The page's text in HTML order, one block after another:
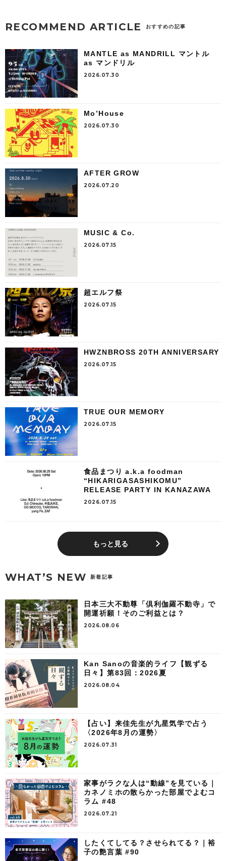
RECOMMEND ARTICLE おすすめの記事
MANTLE as MANDRILL マントル
as マンドリル
2026.07.30
Mo’House
2026.07.30
AFTER GROW
2026.07.20
MUSIC & Co.
2026.07.15
超エルフ祭
2026.07.15
HWZNBROSS 20TH ANNIVERSARY
2026.07.15
TRUE OUR MEMORY
2026.07.15
食品まつり a.k.a foodman
“HIKARIGASASHIKOMU”
RELEASE PARTY IN KANAZAWA
2026.07.15
もっと見る
WHAT’S NEW 新着記事
日本三大不動尊「倶利伽羅不動寺」で
開運祈願！そのご利益とは？
2026.08.06
Kan Sanoの音楽的ライフ【観ずる
日々】第83回：2026夏
2026.08.04
【占い】来佳先生が九星気学で占う
〈2026年8月の運勢〉
2026.07.31
家事がラクな人は“動線”を見ている｜
カネノミホの散らかった部屋でよむコ
ラム #48
2026.07.21
したくてしてる？させられてる？｜裕
子の艶言葉 #90